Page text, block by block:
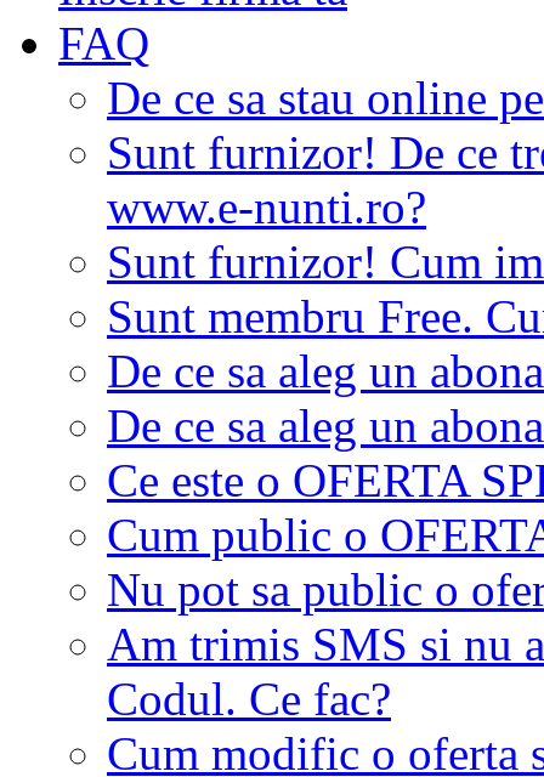
FAQ
De ce sa stau online
Sunt furnizor! De ce
www.e-nunti.ro?
Sunt furnizor! Cum
Sunt membru Free.
De ce sa aleg un
De ce sa aleg un
Ce este o OFERTA
Cum public o
Nu pot sa public o
Am trimis SMS si nu
Codul. Ce fac?
Cum modific o oferta